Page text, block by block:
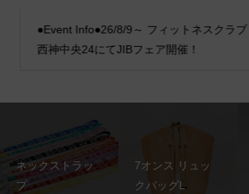
●Event Info●26/8/9～ フィットネスクラ
西神中央24にてJIBフェア開催！
ネックストラッ
プ
7オンス リュッ
クバッグL